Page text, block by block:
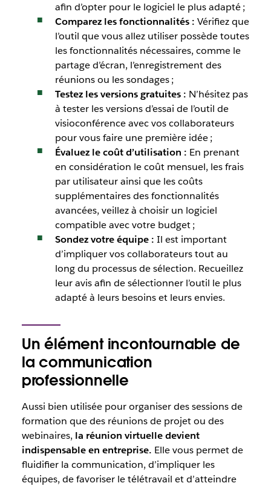
afin d’opter pour le logiciel le plus adapté ;
Comparez les fonctionnalités : Vérifiez que
l’outil que vous allez utiliser possède toutes
les fonctionnalités nécessaires, comme le
partage d’écran, l’enregistrement des
réunions ou les sondages ;
Testez les versions gratuites : N’hésitez pas
à tester les versions d’essai de l’outil de
visioconférence avec vos collaborateurs
pour vous faire une première idée ;
Évaluez le coût d’utilisation : En prenant
en considération le coût mensuel, les frais
par utilisateur ainsi que les coûts
supplémentaires des fonctionnalités
avancées, veillez à choisir un logiciel
compatible avec votre budget ;
Sondez votre équipe : Il est important
d’impliquer vos collaborateurs tout au
long du processus de sélection. Recueillez
leur avis afin de sélectionner l’outil le plus
adapté à leurs besoins et leurs envies.
Un élément incontournable de
la communication
professionnelle
Aussi bien utilisée pour organiser des sessions de
formation que des réunions de projet ou des
webinaires, la réunion virtuelle devient
indispensable en entreprise. Elle vous permet de
fluidifier la communication, d’impliquer les
équipes, de favoriser le télétravail et d’atteindre